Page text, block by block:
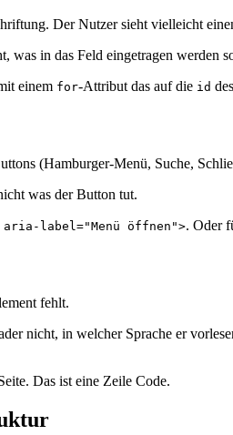
Der Nutzer sieht vielleicht
was in das Feld eingetragen
einem for-Attribut das auf die id
(Hamburger-Menü, Suche,
was der Button tut.
label="Menü öffnen">. Oder
fehlt.
nicht, in welcher Sprache er
Das ist eine Zeile Code.